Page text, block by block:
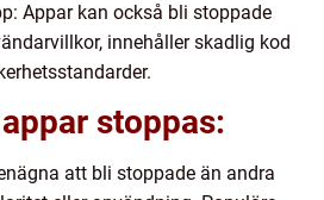
Appar kan också bli stoppade
innehåller skadlig kod
stoppas:
att bli stoppade än andra